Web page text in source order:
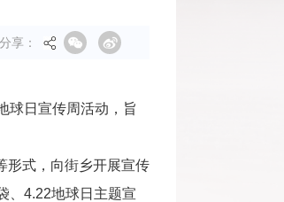
分享：
球日宣传周活动，旨
形式，向街乡开展宣传
、4.22地球日主题宣